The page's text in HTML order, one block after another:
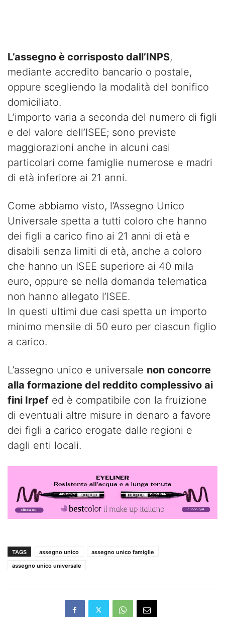
L’assegno è corrisposto dall’INPS,
mediante accredito bancario o postale,
oppure scegliendo la modalità del bonifico
domiciliato.
L’importo varia a seconda del numero di figli
e del valore dell’ISEE; sono previste
maggiorazioni anche in alcuni casi
particolari come famiglie numerose e madri
di età inferiore ai 21 anni.
Come abbiamo visto, l’Assegno Unico
Universale spetta a tutti coloro che hanno
dei figli a carico fino ai 21 anni di età e
disabili senza limiti di età, anche a coloro
che hanno un ISEE superiore ai 40 mila
euro, oppure se nella domanda telematica
non hanno allegato l’ISEE.
In questi ultimi due casi spetta un importo
minimo mensile di 50 euro per ciascun figlio
a carico.
L’assegno unico e universale non concorre
alla formazione del reddito complessivo ai
fini Irpef ed è compatibile con la fruizione
di eventuali altre misure in denaro a favore
dei figli a carico erogate dalle regioni e
dagli enti locali.
TAGS assegno unico
assegno unico famiglie
assegno unico universale